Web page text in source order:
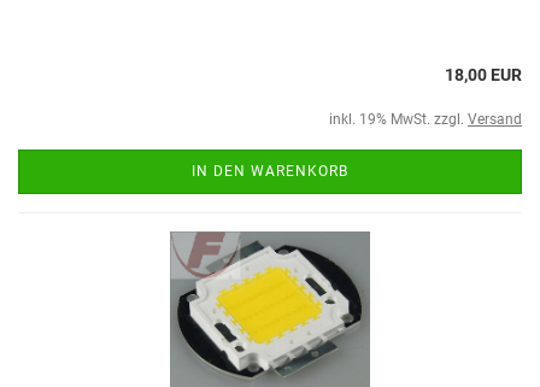
18,00 EUR
inkl. 19% MwSt. zzgl. Versand
IN DEN WARENKORB